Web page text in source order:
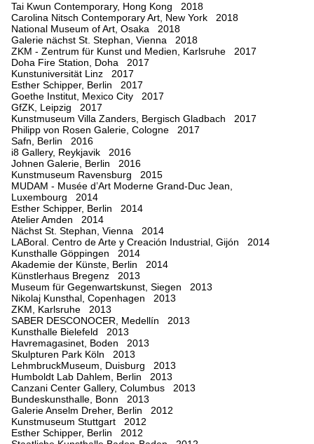
Tai Kwun Contemporary, Hong Kong 2018
Carolina Nitsch Contemporary Art, New York 2018
National Museum of Art, Osaka 2018
Galerie nächst St. Stephan, Vienna 2018
ZKM - Zentrum für Kunst und Medien, Karlsruhe 2017
Doha Fire Station, Doha 2017
Kunstuniversität Linz 2017
Esther Schipper, Berlin 2017
Goethe Institut, Mexico City 2017
GfZK, Leipzig 2017
Kunstmuseum Villa Zanders, Bergisch Gladbach 2017
Philipp von Rosen Galerie, Cologne 2017
Safn, Berlin 2016
i8 Gallery, Reykjavik 2016
Johnen Galerie, Berlin 2016
Kunstmuseum Ravensburg 2015
MUDAM - Musée d’Art Moderne Grand-Duc Jean,
Luxembourg 2014
Esther Schipper, Berlin 2014
Atelier Amden 2014
Nächst St. Stephan, Vienna 2014
LABoral. Centro de Arte y Creación Industrial, Gijón 2014
Kunsthalle Göppingen 2014
Akademie der Künste, Berlin 2014
Künstlerhaus Bregenz 2013
Museum für Gegenwartskunst, Siegen 2013
Nikolaj Kunsthal, Copenhagen 2013
ZKM, Karlsruhe 2013
SABER DESCONOCER, Medellín 2013
Kunsthalle Bielefeld 2013
Havremagasinet, Boden 2013
Skulpturen Park Köln 2013
LehmbruckMuseum, Duisburg 2013
Humboldt Lab Dahlem, Berlin 2013
Canzani Center Gallery, Columbus 2013
Bundeskunsthalle, Bonn 2013
Galerie Anselm Dreher, Berlin 2012
Kunstmuseum Stuttgart 2012
Esther Schipper, Berlin 2012